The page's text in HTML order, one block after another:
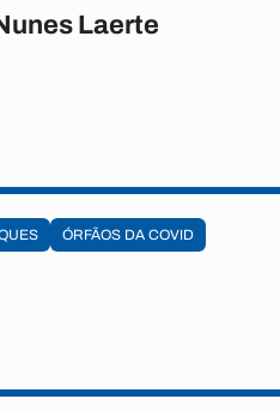
Laerte
ÓRFÃOS DA COVID